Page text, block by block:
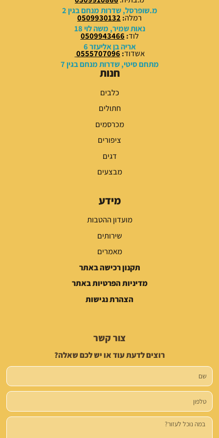
0
₪
.
0
₪
.
מ.שופרסל, שדרות מנחם בגין 2
רמלה:
0509930132
נאות שמיר, משה לוי 18
לוד:
0509943466
אריה בן אליעזר 6
אשדוד:
0555707096
מתחם סיטי, שדרות מנחם בגין 7
חנות
כלבים
חתולים
מכרסמים
ציפורים
דגים
מבצעים
מידע
מועדון ההטבות
שירותים
מאמרים
תקנון רכישה באתר
מדיניות הפרטיות באתר
הצהרת נגישות
צור קשר
רוצים לדעת עוד או יש לכם שאלה?
שם
טלפון
הודעה